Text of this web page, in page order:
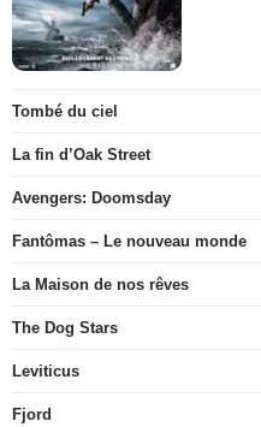
Tombé du ciel
La fin d’Oak Street
Avengers: Doomsday
Fantômas – Le nouveau monde
La Maison de nos rêves
The Dog Stars
Leviticus
Fjord